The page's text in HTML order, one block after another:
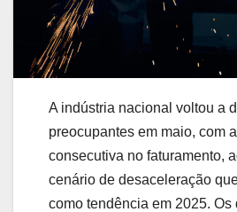
A indústria nacional voltou a
preocupantes em maio, com
consecutiva no faturamento,
cenário de desaceleração
como tendência em 2025.